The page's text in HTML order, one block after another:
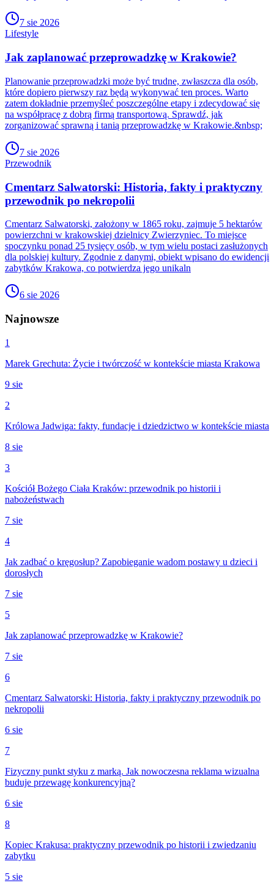
7 sie 2026
Lifestyle
Jak zaplanować przeprowadzkę w Krakowie?
Planowanie przeprowadzki może być trudne, zwłaszcza dla osób,
które dopiero pierwszy raz będą wykonywać ten proces. Warto
zatem dokładnie przemyśleć poszczególne etapy i zdecydować się
na współpracę z dobrą firmą transportową. Sprawdź, jak
zorganizować sprawną i tanią przeprowadzkę w Krakowie.&nbsp;
7 sie 2026
Przewodnik
Cmentarz Salwatorski: Historia, fakty i praktyczny
przewodnik po nekropolii
Cmentarz Salwatorski, założony w 1865 roku, zajmuje 5 hektarów
powierzchni w krakowskiej dzielnicy Zwierzyniec. To miejsce
spoczynku ponad 25 tysięcy osób, w tym wielu postaci zasłużonych
dla polskiej kultury. Zgodnie z danymi, obiekt wpisano do ewidencji
zabytków Krakowa, co potwierdza jego unikaln
6 sie 2026
Najnowsze
1
Marek Grechuta: Życie i twórczość w kontekście miasta Krakowa
9 sie
2
Królowa Jadwiga: fakty, fundacje i dziedzictwo w kontekście miasta
8 sie
3
Kościół Bożego Ciała Kraków: przewodnik po historii i
nabożeństwach
7 sie
4
Jak zadbać o kręgosłup? Zapobieganie wadom postawy u dzieci i
dorosłych
7 sie
5
Jak zaplanować przeprowadzkę w Krakowie?
7 sie
6
Cmentarz Salwatorski: Historia, fakty i praktyczny przewodnik po
nekropolii
6 sie
7
Fizyczny punkt styku z marką. Jak nowoczesna reklama wizualna
buduje przewagę konkurencyjną?
6 sie
8
Kopiec Krakusa: praktyczny przewodnik po historii i zwiedzaniu
zabytku
5 sie